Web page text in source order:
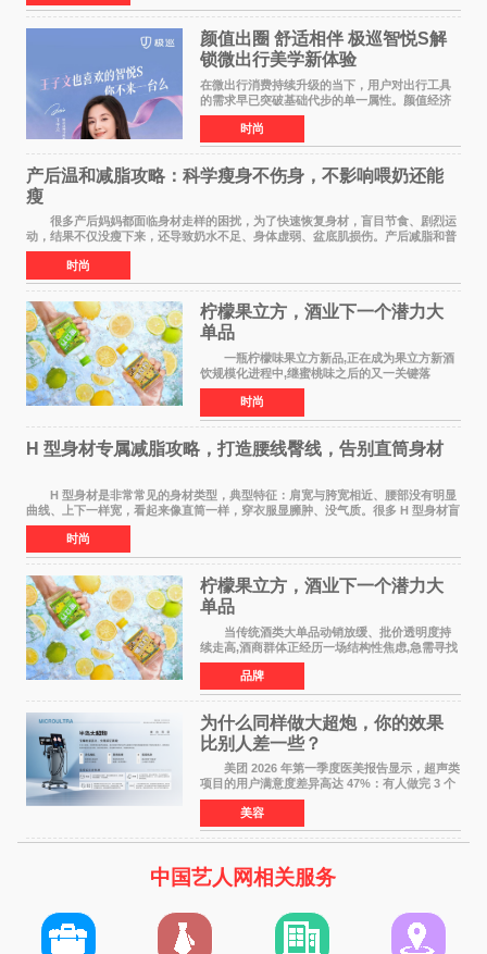
颜值出圈 舒适相伴 极巡智悦S解
锁微出行美学新体验
在微出行消费持续升级的当下，用户对出行工具
的需求早已突破基础代步的单一属性。颜值经济
浪潮之下，出行载具不再是冰冷的工具，而是个
人生活态度、审美品味与生活方式的具象延伸。
当Z世代与年轻家
时尚
产后温和减脂攻略：科学瘦身不伤身，不影响喂奶还能
瘦
很多产后妈妈都面临身材走样的困扰，为了快速恢复身材，盲目节食、剧烈运
动，结果不仅没瘦下来，还导致奶水不足、身体虚弱、盆底肌损伤。产后减脂和普
通人完全不同，核心是 温和、安全、循序
时尚
柠檬果立方，酒业下一个潜力大
单品
一瓶柠檬味果立方新品,正在成为果立方新酒
饮规模化进程中,继蜜桃味之后的又一关键落
子。 在超市货架、便利店冷柜、小红书笔记
里,这款绿色包装的新品正在快速扩散:入口清爽解
腻,像喝加了一点
时尚
H 型身材专属减脂攻略，打造腰线臀线，告别直筒身材
H 型身材是非常常见的身材类型，典型特征：肩宽与胯宽相近、腰部没有明显
曲线、上下一样宽，看起来像直筒一样，穿衣服显臃肿、没气质。很多 H 型身材盲
目全身减脂，越减越瘦，腰部还是没有
时尚
柠檬果立方，酒业下一个潜力大
单品
当传统酒类大单品动销放缓、批价透明度持
续走高,酒商群体正经历一场结构性焦虑,急需寻找
新的发展方向。 过去二十年依赖押注大单
品、赚批价波动差价的盈利模型正在松动,寻找具
备真实动销能力
品牌
为什么同样做大超炮，你的效果
比别人差一些？
美团 2026 年第一季度医美报告显示，超声类
项目的用户满意度差异高达 47%：有人做完 3 个
月下颌线清晰可见，有人却觉得 花了钱没效果。
同样是大超炮治疗，为什么效果天差地别？本文
结合
美容
中国艺人网相关服务